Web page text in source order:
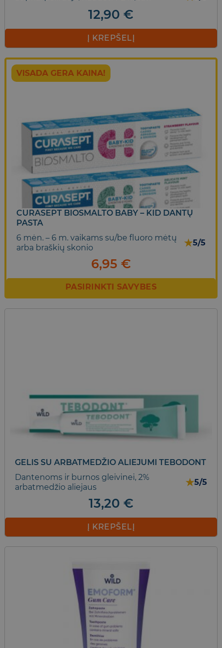
12,90€
Į KREPŠELĮ
VISADA GERA KAINA!
CURASEPT BIOSMALTO BABY – KID DANTŲ
PASTA
6 mėn. – 6 m. vaikams su/be fluoro mėtų
arba braškių skonio
★5/5
6,95 €
PASIRINKTI SAVYBES
This
product
chosen
on
the
product
page
GELIS SU ARBATMEDŽIO ALIEJUMI TEBODONT
Dantenoms ir burnos gleivinei, 2%
arbatmedžio aliejaus
★5/5
13,20 €
Į KREPŠELĮ